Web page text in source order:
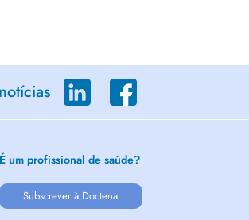
É um profissional de saúde?
Subscrever à Doctena